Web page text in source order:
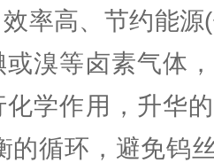
率高、节约能
溴等卤素气体
学作用，升华
的循环，避免钨